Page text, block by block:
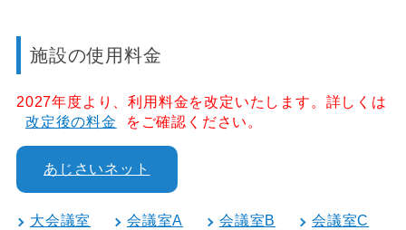
施設の使用料金
2027年度より、利用料金を改定いたします。詳しくは
改定後の料金
をご確認ください。
あじさいネット
大会議室 会議室A 会議室B
会議室C